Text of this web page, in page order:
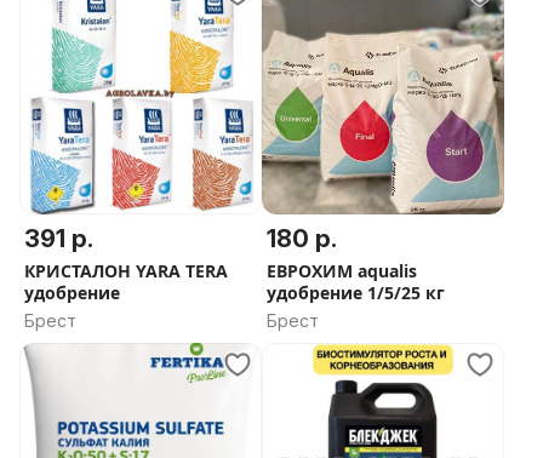
391 р.
КРИСТАЛОН YARA TERA
удобрение
Брест
180 р.
ЕВРОХИМ aqualis
удобрение 1/5/25 кг
Брест